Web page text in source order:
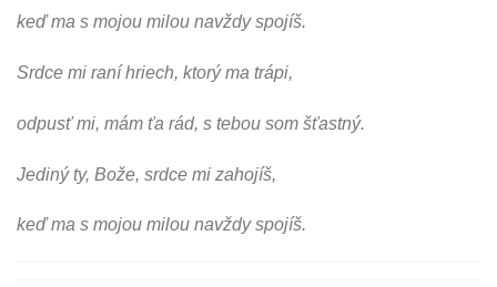
keď ma s mojou milou navždy spojíš.
Srdce mi raní hriech, ktorý ma trápi,
odpusť mi, mám ťa rád, s tebou som šťastný.
Jediný ty, Bože, srdce mi zahojíš,
keď ma s mojou milou navždy spojíš.